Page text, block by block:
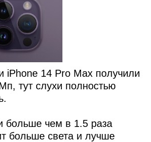
iPhone 14 Pro Max получили
тут слухи полностью
больше чем в 1.5 раза
больше света и лучше